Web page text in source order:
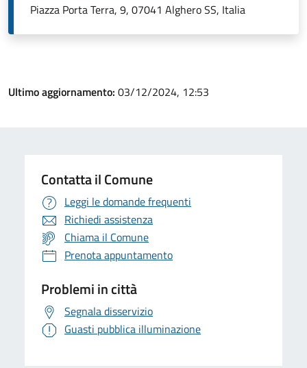
Piazza Porta Terra, 9, 07041 Alghero SS, Italia
Ultimo aggiornamento: 03/12/2024, 12:53
Contatta il Comune
Leggi le domande frequenti
Richiedi assistenza
Chiama il Comune
Prenota appuntamento
Problemi in città
Segnala disservizio
Guasti pubblica illuminazione